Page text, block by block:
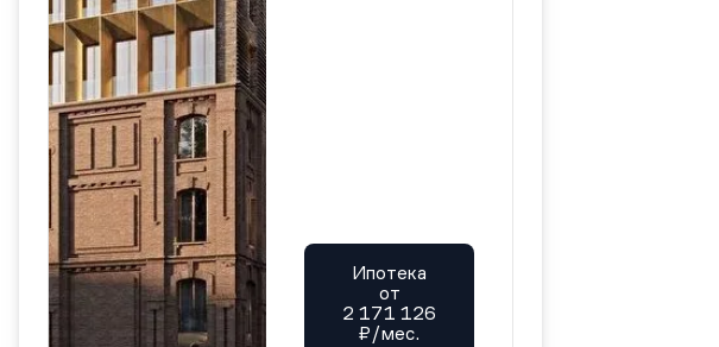
Ипотека
от
2 171 126
₽/мес.